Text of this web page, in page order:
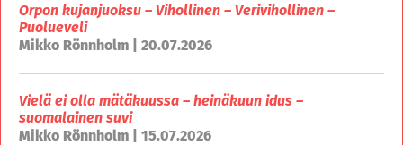
Orpon kujanjuoksu – Vihollinen – Verivihollinen –
Puolueveli
Mikko Rönnholm | 20.07.2026
Vielä ei olla mätäkuussa – heinäkuun idus –
suomalainen suvi
Mikko Rönnholm | 15.07.2026